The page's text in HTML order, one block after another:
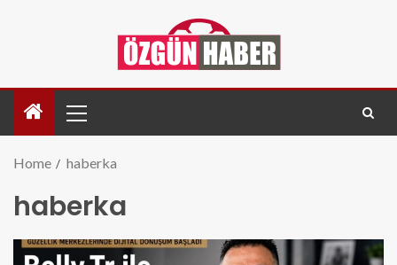
Home haberka
haberka